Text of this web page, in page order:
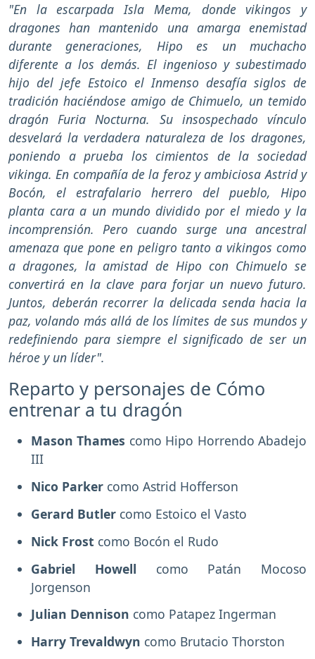
"En la escarpada Isla Mema, donde vikingos y
dragones han mantenido una amarga enemistad
durante generaciones, Hipo es un muchacho
diferente a los demás. El ingenioso y subestimado
hijo del jefe Estoico el Inmenso desafía siglos de
tradición haciéndose amigo de Chimuelo, un temido
dragón Furia Nocturna. Su insospechado vínculo
desvelará la verdadera naturaleza de los dragones,
poniendo a prueba los cimientos de la sociedad
vikinga. En compañía de la feroz y ambiciosa Astrid y
Bocón, el estrafalario herrero del pueblo, Hipo
planta cara a un mundo dividido por el miedo y la
incomprensión. Pero cuando surge una ancestral
amenaza que pone en peligro tanto a vikingos como
a dragones, la amistad de Hipo con Chimuelo se
convertirá en la clave para forjar un nuevo futuro.
Juntos, deberán recorrer la delicada senda hacia la
paz, volando más allá de los límites de sus mundos y
redefiniendo para siempre el significado de ser un
héroe y un líder".
Reparto y personajes de Cómo
entrenar a tu dragón
Mason Thames como Hipo Horrendo Abadejo
III
Nico Parker como Astrid Hofferson
Gerard Butler como Estoico el Vasto
Nick Frost como Bocón el Rudo
Gabriel Howell como Patán Mocoso
Jorgenson
Julian Dennison como Patapez Ingerman
Harry Trevaldwyn como Brutacio Thorston